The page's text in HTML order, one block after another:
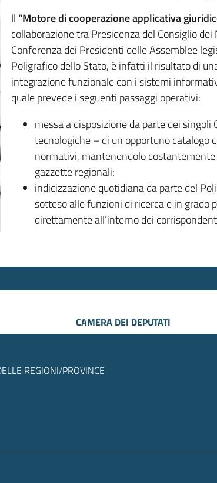
Il “Motore di cooperazione applicativa
collaborazione tra Presidenza del Consiglio
Conferenza dei Presidenti delle Assemblee
Poligrafico dello Stato, è infatti il risultato di
integrazione funzionale con i sistemi
quale prevede i seguenti passaggi operativi:
messa a disposizione da parte dei
tecnologiche – di un opportuno
normativi, mantenendolo
gazzette regionali;
indicizzazione quotidiana da parte del
sotteso alle funzioni di ricerca e in
direttamente all’interno dei
CAMERA DEI DEPUTATI
REGIONI/PROVINCE